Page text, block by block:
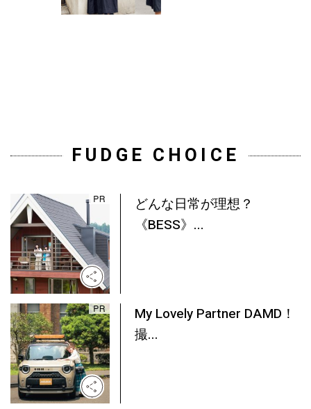
FUDGE CHOICE
どんな日常が理想？
《BESS》...
My Lovely Partner DAMD！
撮...